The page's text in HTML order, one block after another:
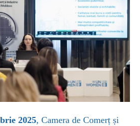
2025, Camera de Comerț și